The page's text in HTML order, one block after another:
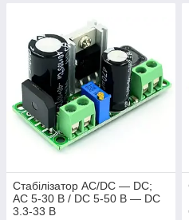
Стабілізатор AC/DC — DC;
AC 5-30 В / DC 5-50 В — DC
3.3-33 В